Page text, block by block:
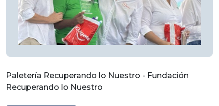
Paletería Recuperando lo Nuestro - Fundación
Recuperando lo Nuestro